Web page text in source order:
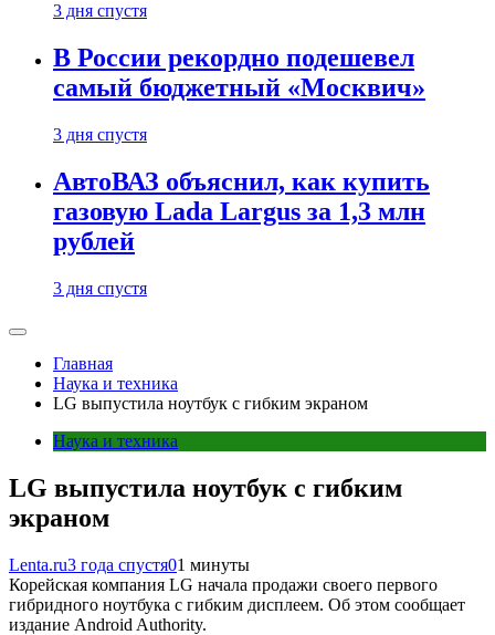
3 дня спустя
В России рекордно подешевел
самый бюджетный «Москвич»
3 дня спустя
АвтоВАЗ объяснил, как купить
газовую Lada Largus за 1,3 млн
рублей
3 дня спустя
Главная
Наука и техника
LG выпустила ноутбук с гибким экраном
Наука и техника
LG выпустила ноутбук с гибким
экраном
Lenta.ru3 года спустя01 минуты
Корейская компания LG начала продажи своего первого
гибридного ноутбука с гибким дисплеем. Об этом сообщает
издание Android Authority.